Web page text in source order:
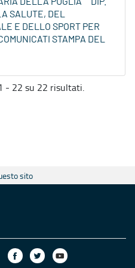
DELLA PUGLIA
DIP.
SALUTE, DEL
E DELLO SPORT PER
STAMPA DEL
- 22 su 22 risultati.
sito